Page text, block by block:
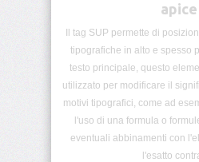
Block
HTML5
apice
Il tag SUP permette di
tipografiche in alto e spesso
testo principale, questo
utilizzato per modificare il
motivi tipografici, come ad
l'uso di una formula o
eventuali abbinamenti con
l'esatto